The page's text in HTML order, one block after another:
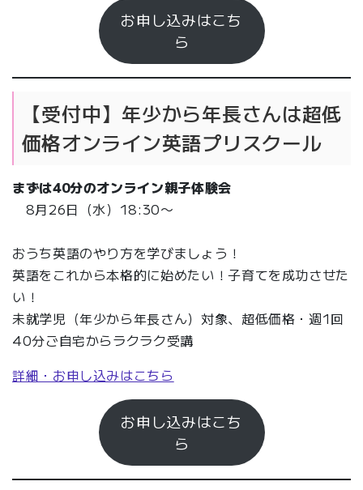
お申し込みはこち
ら
【受付中】年少から年長さんは超低
価格オンライン英語プリスクール
まずは40分のオンライン親子体験会
8月26日（水）18:30〜
おうち英語のやり方を学びましょう！
英語をこれから本格的に始めたい！子育てを成功させた
い！
未就学児（年少から年長さん）対象、超低価格・週1回
40分ご自宅からラクラク受講
詳細・お申し込みはこちら
お申し込みはこち
ら